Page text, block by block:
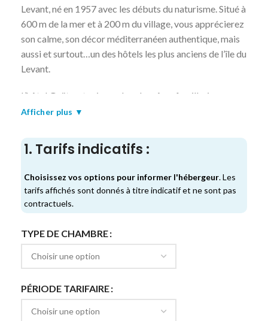
Levant, né en 1957 avec les débuts du naturisme. Situé à
600 m de la mer et à 200 m du village, vous apprécierez
son calme, son décor méditerranéen authentique, mais
aussi et surtout…un des hôtels les plus anciens de l’île du
Levant.
L’hôtel Gaëtan, toujours dans la même famille, incarne
définitivement le Levant.
Pur vintage années 50, décor authentique, minimaliste,
ici vous trouverez un accueil chaleureux, un confort
mais avec une âme et chargé d’histoire.
Tout est dit : l’Hôtel Gaëtan, vous offre un véritable
Afficher plus ▼
1. Tarifs indicatifs :
Choisissez vos options pour informer l'hébergeur. Les
tarifs affichés sont donnés à titre indicatif et ne sont pas
contractuels.
TYPE DE CHAMBRE
PÉRIODE TARIFAIRE